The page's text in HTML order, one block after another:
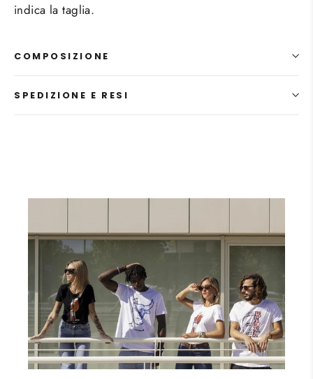
indica la taglia.
COMPOSIZIONE
SPEDIZIONE E RESI